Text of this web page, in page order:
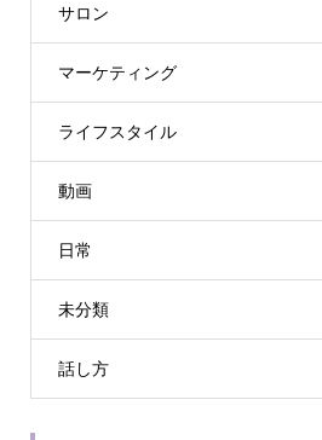
サロン
マーケティング
ライフスタイル
動画
日常
未分類
話し方